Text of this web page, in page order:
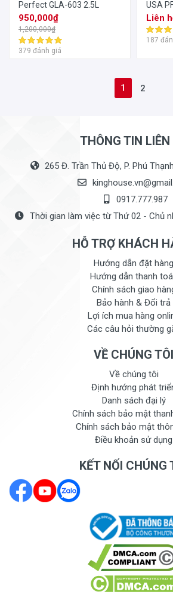
Perfect GLA-603 2.5L
950,000₫
1,200,000₫
379 đánh giá
USA
Liên
187
1 2
THÔNG TIN LIÊN
265 Đ. Trần Thủ Độ, P. Phú
0917.777.987
Thời gian làm việc từ Thứ 02 - Chủ
HỖ TRỢ KHÁCH
Hướng dẫn đặt hàng
Hướng dẫn thanh
Chính sách giao
Bảo hành & Đổi trả
Lợi ích mua hàng
Các câu hỏi thường
VỀ CHÚNG TÔI
Về chúng tôi
Định hướng phát
Danh sách đại lý
Chính sách bảo mật
Chính sách bảo mật
Điều khoản sử dụng
KẾT NỐI CHÚNG